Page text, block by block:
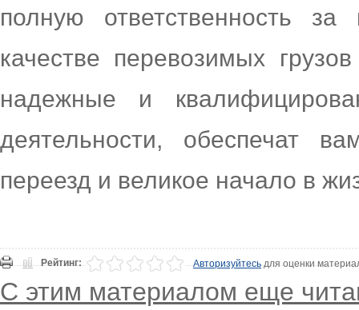
полную ответственность
качестве перевозимых
надежные и
деятельности, обеспечат
переезд и великое начало в
Рейтинг: Авторизуйтесьдля оценки
С этим материалом еще